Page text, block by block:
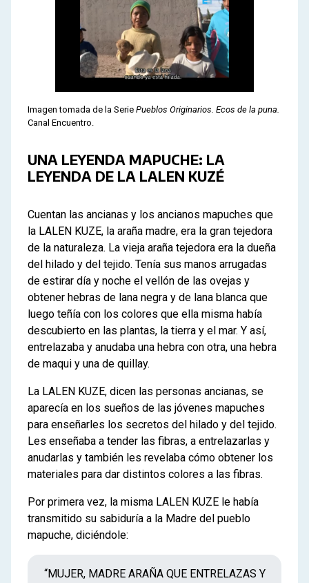
Imagen tomada de la Serie Pueblos Originarios. Ecos de la puna.
Canal Encuentro.
UNA LEYENDA MAPUCHE: LA
LEYENDA DE LA LALEN KUZÉ
Cuentan las ancianas y los ancianos mapuches que
la LALEN KUZE, la araña madre, era la gran tejedora
de la naturaleza. La vieja araña tejedora era la dueña
del hilado y del tejido. Tenía sus manos arrugadas
de estirar día y noche el vellón de las ovejas y
obtener hebras de lana negra y de lana blanca que
luego teñía con los colores que ella misma había
descubierto en las plantas, la tierra y el mar. Y así,
entrelazaba y anudaba una hebra con otra, una hebra
de maqui y una de quillay.
La LALEN KUZE, dicen las personas ancianas, se
aparecía en los sueños de las jóvenes mapuches
para enseñarles los secretos del hilado y del tejido.
Les enseñaba a tender las fibras, a entrelazarlas y
anudarlas y también les revelaba cómo obtener los
materiales para dar distintos colores a las fibras.
Por primera vez, la misma LALEN KUZE le había
transmitido su sabiduría a la Madre del pueblo
mapuche, diciéndole:
“MUJER, MADRE ARAÑA QUE ENTRELAZAS Y